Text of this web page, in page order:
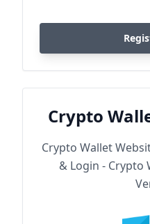
Crypto
Crypto Wallet
& Login - Crypto